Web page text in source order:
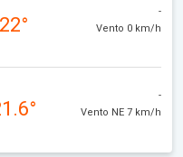
22°
-
Vento 0 km/h
-
Vento NE 7 km/h